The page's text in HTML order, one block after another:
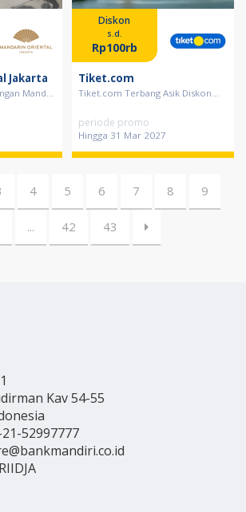
Jakarta
Mand...
Diskon
s.d.
Rp100rb
Tiket.com
Tiket.com Terbang Asik Diskon...
periode promo
Hingga 31 Mar 2027
4 5 6 7 8 9
... 42 43
Kav 54-55
52997777